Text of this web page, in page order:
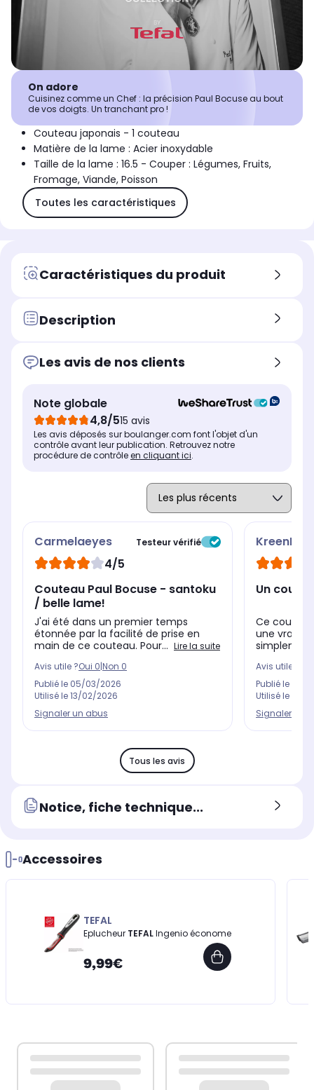
On adore
Cuisinez comme un Chef : la précision Paul Bocuse au bout
de vos doigts. Un tranchant pro !
Couteau japonais - 1 couteau
Matière de la lame : Acier inoxydable
Taille de la lame : 16.5 - Couper : Légumes, Fruits,
Fromage, Viande, Poisson
Toutes les caractéristiques
Caractéristiques du produit
Description
Les avis de nos clients
Note globale
4,8/515 avis
Les avis déposés sur boulanger.com font l'objet d'un
contrôle avant leur publication. Retrouvez notre
procédure de contrôleen cliquant ici.
Carmelaeyes Testeur vérifié
4/5
Couteau Paul Bocuse - santoku
/ belle lame!
J'ai été dans un premier temps
étonnée par la facilité de prise en
main de ce couteau. Pour... Lire la suite
Avis utile ?Oui 0|Non 0
Publié le 05/03/2026
Utilisé le13/02/2026
Signaler un abus
KreenLA
Un
Ce
une vraie
Avis utile ?
Publié le
Utilisé le
Signaler un
Tous les avis
Notice, fiche technique...
Accessoires
TEFAL
Eplucheur TEFALIngenio économe
9,99€